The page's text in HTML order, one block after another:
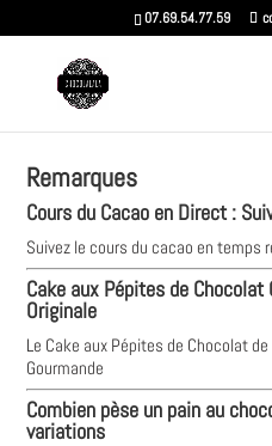
07.69.54.77.59
Remarques
Cours du Cacao en Direct :
Suivez le cours du cacao en temps
Cake aux Pépites de
Originale
Le Cake aux Pépites de Chocolat
Gourmande
Combien pèse un pain au
variations